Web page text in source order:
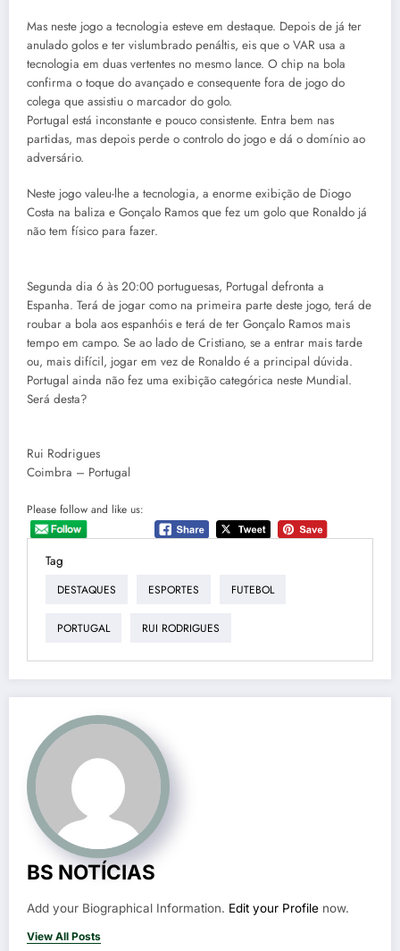
Mas neste jogo a tecnologia esteve em destaque. Depois de já ter
anulado golos e ter vislumbrado penáltis, eis que o VAR usa a
tecnologia em duas vertentes no mesmo lance. O chip na bola
confirma o toque do avançado e consequente fora de jogo do
colega que assistiu o marcador do golo.
Portugal está inconstante e pouco consistente. Entra bem nas
partidas, mas depois perde o controlo do jogo e dá o domínio ao
adversário.
Neste jogo valeu-lhe a tecnologia, a enorme exibição de Diogo
Costa na baliza e Gonçalo Ramos que fez um golo que Ronaldo já
não tem físico para fazer.
Segunda dia 6 às 20:00 portuguesas, Portugal defronta a
Espanha. Terá de jogar como na primeira parte deste jogo, terá de
roubar a bola aos espanhóis e terá de ter Gonçalo Ramos mais
tempo em campo. Se ao lado de Cristiano, se a entrar mais tarde
ou, mais difícil, jogar em vez de Ronaldo é a principal dúvida.
Portugal ainda não fez uma exibição categórica neste Mundial.
Será desta?
Rui Rodrigues
Coimbra – Portugal
Please follow and like us:
Tag
DESTAQUES ESPORTES FUTEBOL
PORTUGAL RUI RODRIGUES
BS NOTÍCIAS
Add your Biographical Information. Edit your Profile now.
View All Posts